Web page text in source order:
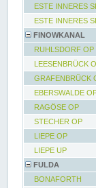
ESTE INNERES
ESTE INNERES
FINOWKANAL
RUHLSDORF OP
LEESENBRÜCK
GRAFENBRÜCK
EBERSWALDE
RAGÖSE OP
STECHER OP
LIEPE OP
LIEPE UP
FULDA
BONAFORTH